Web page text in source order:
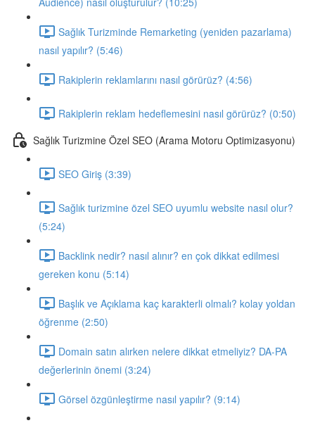
Sağlık Turizminde Remarketing (yeniden pazarlama)
nasıl yapılır? (5:46)
Rakiplerin reklamlarını nasıl görürüz? (4:56)
Rakiplerin reklam hedeflemesini nasıl görürüz? (0:50)
Sağlık Turizmine Özel SEO (Arama Motoru Optimizasyonu)
SEO Giriş (3:39)
Sağlık turizmine özel SEO uyumlu website nasıl olur?
(5:24)
Backlink nedir? nasıl alınır? en çok dikkat edilmesi
gereken konu (5:14)
Başlık ve Açıklama kaç karakterli olmalı? kolay yoldan
öğrenme (2:50)
Domain satın alırken nelere dikkat etmeliyiz? DA-PA
değerlerinin önemi (3:24)
Görsel özgünleştirme nasıl yapılır? (9:14)